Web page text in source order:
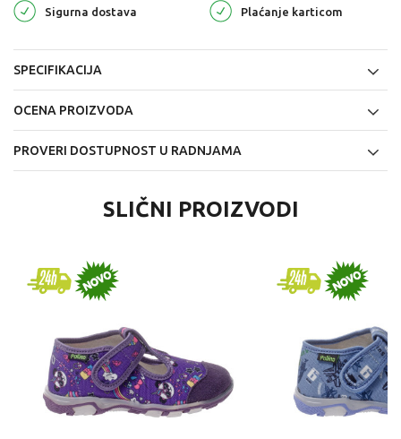
Sigurna dostava Plaćanje karticom
SPECIFIKACIJA
OCENA PROIZVODA
PROVERI DOSTUPNOST U RADNJAMA
SLIČNI PROIZVODI